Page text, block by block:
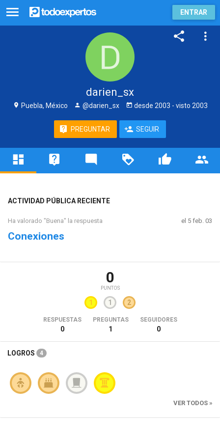
ENTRAR
darien_sx
Puebla, México @darien_sx desde 2003 - visto 2003
PREGUNTAR SEGUIR
ACTIVIDAD PÚBLICA RECIENTE
Ha valorado "Buena" la respuesta el 5 feb. 03
Conexiones
0
PUNTOS
1 1 2
RESPUESTAS
0
PREGUNTAS
1
SEGUIDORES
0
LOGROS 4
VER TODOS »